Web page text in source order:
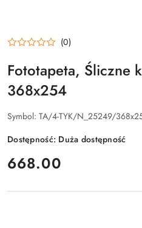
(0)
Fototapeta, Śliczne
368x254
Symbol: TA/4-TYK/N_25249/
Dostępność: Duża dostępność
cena:
668.00